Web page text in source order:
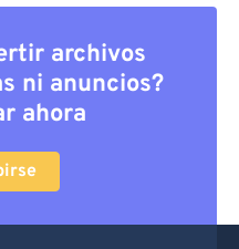
archivos
ni anuncios?
ahora